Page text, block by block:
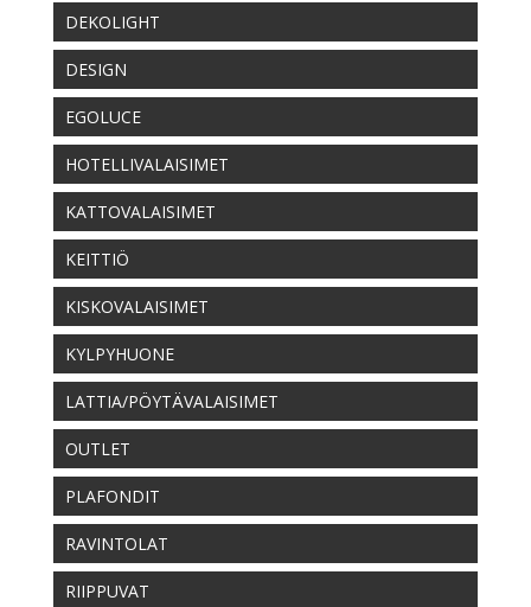
DEKOLIGHT
DESIGN
EGOLUCE
HOTELLIVALAISIMET
KATTOVALAISIMET
KEITTIÖ
KISKOVALAISIMET
KYLPYHUONE
LATTIA/PÖYTÄVALAISIMET
OUTLET
PLAFONDIT
RAVINTOLAT
RIIPPUVAT